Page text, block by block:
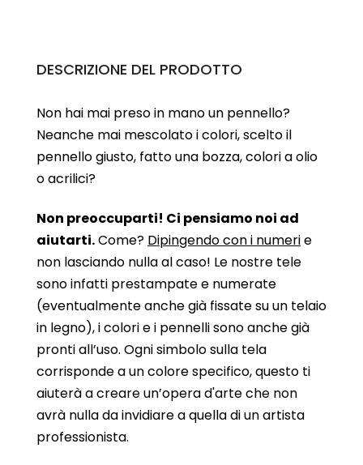
DESCRIZIONE DEL PRODOTTO
Non hai mai preso in mano un pennello?
Neanche mai mescolato i colori, scelto il
pennello giusto, fatto una bozza, colori a olio
o acrilici?
Non preoccuparti! Ci pensiamo noi ad
aiutarti.Come? Dipingendo con i numerie
non lasciando nulla al caso! Le nostre tele
sono infatti prestampate e numerate
(eventualmente anche già fissate su un telaio
in legno), i colori e i pennelli sono anche già
pronti all’uso. Ogni simbolo sulla tela
corrisponde a un colore specifico, questo ti
aiuterà a creare un’opera d'arte che non
avrà nulla da invidiare a quella di un artista
professionista.